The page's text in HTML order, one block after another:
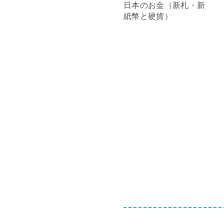
日本のお金（新札・新
紙幣と硬貨）